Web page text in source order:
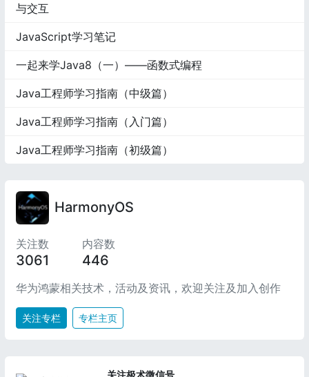
与交互
JavaScript学习笔记
一起来学Java8（一）——函数式编程
Java工程师学习指南（中级篇）
Java工程师学习指南（入门篇）
Java工程师学习指南（初级篇）
HarmonyOS
关注数
3061
内容数
446
华为鸿蒙相关技术，活动及资讯，欢迎关注及加入创作
关注专栏 专栏主页
关注极术微信号